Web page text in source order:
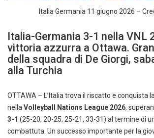
Italia Germania 11 giugno 2026 –
Italia-Germania 3-1 nella VNL
vittoria azzurra a Ottawa.
della squadra di De Giorgi,
alla Turchia
OTTAWA – L’Italia trova il riscatto e conquista
nella Volleyball Nations League 2026,
3-1 (25-20, 20-25, 25-21, 33-31) al termine di
combattuta. Un successo importante per la